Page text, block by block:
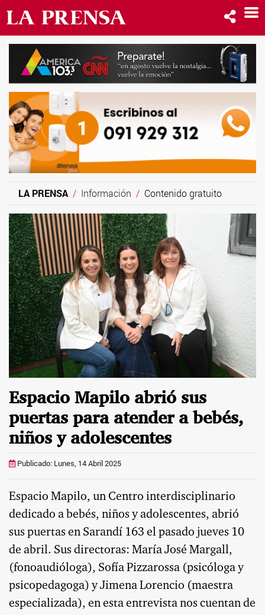
LA PRENSA Información Contenido gratuito
Espacio Mapilo abrió sus
puertas para atender a bebés,
niños y adolescentes
Publicado: Lunes, 14 Abril 2025
Espacio Mapilo, un Centro interdisciplinario
dedicado a bebés, niños y adolescentes, abrió
sus puertas en Sarandí 163 el pasado jueves 10
de abril. Sus directoras: María José Margall,
(fonoaudióloga), Sofía Pizzarossa (psicóloga y
psicopedagoga) y Jimena Lorencio (maestra
especializada), en esta entrevista nos cuentan de